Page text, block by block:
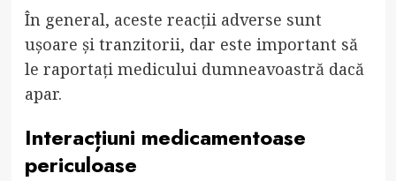
În general, aceste reacții adverse sunt
ușoare și tranzitorii, dar este important să
le raportați medicului dumneavoastră dacă
apar.
Interacțiuni medicamentoase
periculoase